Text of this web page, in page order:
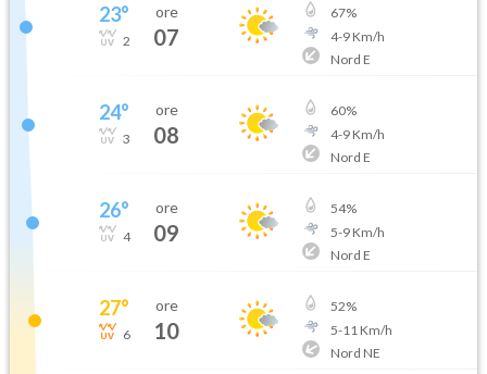
23°
2
ore
07
67%
4-9Km/h
Nord E
24°
3
ore
08
60%
4-9Km/h
Nord E
26°
4
ore
09
54%
5-9Km/h
Nord E
27°
6
ore
10
52%
5-11 Km/h
Nord NE